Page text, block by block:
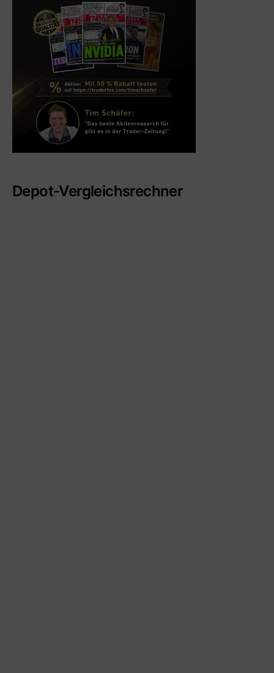
Depot-Vergleichsrechner